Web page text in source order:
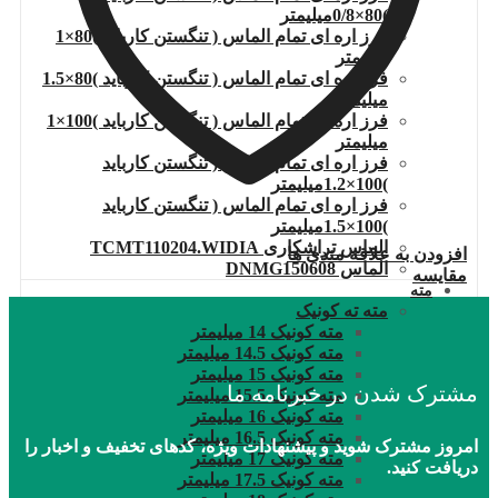
)80×0/8میلیمتر
فرز اره ای تمام الماس ( تنگستن کارباید )80×1
میلیمتر
فرز اره ای تمام الماس ( تنگستن کارباید )80×1.5
میلیمتر
فرز اره ای تمام الماس ( تنگستن کارباید )100×1
میلیمتر
فرز اره ای تمام الماس ( تنگستن کارباید
)100×1.2میلیمتر
فرز اره ای تمام الماس ( تنگستن کارباید
)100×1.5میلیمتر
الماس تراشکاری TCMT110204.WIDIA
الماس DNMG150608
مته
مته ته کونیک
مته کونیک 14 میلیمتر
مته کونیک 14.5 میلیمتر
مته کونیک 15 میلیمتر
مته کونیک 15.5 میلیمتر
مته کونیک 16 میلیمتر
مته کونیک 16.5 میلیمتر
مته کونیک 17 میلیمتر
مته کونیک 17.5 میلیمتر
افزودن به علاقه مندی ها
مقایسه
مشترک شدن در خبرنامه ما
امروز مشترک شوید و پیشنهادات ویژه، کدهای تخفیف و اخبار را
دریافت کنید.